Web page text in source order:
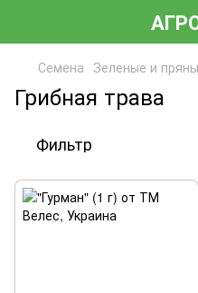
Семена Зеленые и
Грибная трава
Фильтр